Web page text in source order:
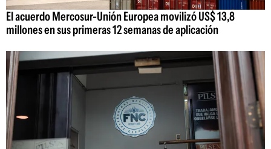
El acuerdo Mercosur-Unión Europea movilizó US$ 13,8
millones en sus primeras 12 semanas de aplicación